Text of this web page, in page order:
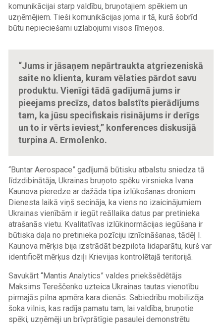
komunikācijai starp valdību, bruņotajiem spēkiem un
uzņēmējiem. Tieši komunikācijas joma ir tā, kurā šobrīd
būtu nepieciešami uzlabojumi visos līmeņos.
“Jums ir jāsaņem nepārtraukta atgriezeniskā
saite no klienta, kuram vēlaties pārdot savu
produktu. Vienīgi tādā gadījumā jums ir
pieejams precīzs, datos balstīts pierādījums
tam, ka jūsu specifiskais risinājums ir derīgs
un to ir vērts ieviest,” konferences diskusijā
turpina A. Ermolenko.
“Buntar Aerospace” gadījumā būtisku atbalstu sniedza tā
līdzdibinātāja, Ukrainas bruņoto spēku virsnieka Ivana
Kaunova pieredze ar dažāda tipa izlūkošanas droniem.
Dienesta laikā viņš secināja, ka viens no izaicinājumiem
Ukrainas vienībām ir iegūt reāllaika datus par pretinieka
atrašanās vietu. Kvalitatīvas izlūkinormācijas iegūšana ir
būtiska daļa no pretinieka pozīciju iznīcināšanas, tādēļ I.
Kaunova mērķis bija izstrādāt bezpilota lidaparātu, kurš var
identificēt mērķus dziļi Krievijas kontrolētajā teritorijā.
Savukārt “Mantis Analytics” valdes priekšsēdētājs
Maksims Tereščenko uzteica Ukrainas tautas vienotību
pirmajās pilna apmēra kara dienās. Sabiedrību mobilizēja
šoka vilnis, kas radīja pamatu tam, lai valdība, bruņotie
spēki, uzņēmēji un brīvprātīgie pasaulei demonstrētu